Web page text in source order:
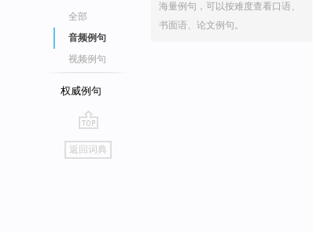
全部
音频例句
视频例句
权威例句
go
top
返回词典
海量例句，可以按难度查看口语、
书面语、论文例句。